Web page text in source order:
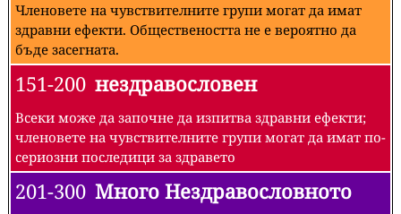
Членовете на чувствителните групи могат да имат
здравни ефекти. Обществеността не е вероятно да
бъде засегната.
151-200 нездравословен
Всеки може да започне да изпитва здравни ефекти;
членовете на чувствителните групи могат да имат по-
сериозни последици за здравето
201-300 Много Нездравословното